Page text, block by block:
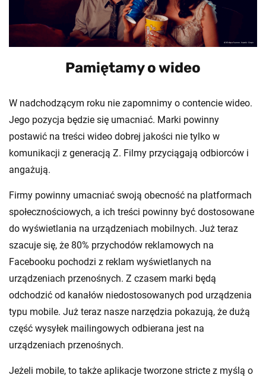
Pamiętamy o wideo
W nadchodzącym roku nie zapomnimy o contencie wideo.
Jego pozycja będzie się umacniać. Marki powinny
postawić na treści wideo dobrej jakości nie tylko w
komunikacji z generacją Z. Filmy przyciągają odbiorców i
angażują.
Firmy powinny umacniać swoją obecność na platformach
społecznościowych, a ich treści powinny być dostosowane
do wyświetlania na urządzeniach mobilnych. Już teraz
szacuje się, że 80% przychodów reklamowych na
Facebooku pochodzi z reklam wyświetlanych na
urządzeniach przenośnych. Z czasem marki będą
odchodzić od kanałów niedostosowanych pod urządzenia
typu mobile. Już teraz nasze narzędzia pokazują, że dużą
część wysyłek mailingowych odbierana jest na
urządzeniach przenośnych.
Jeżeli mobile, to także aplikacje tworzone stricte z myślą o